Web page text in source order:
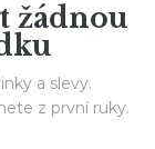
žádnou
a slevy.
z první ruky.